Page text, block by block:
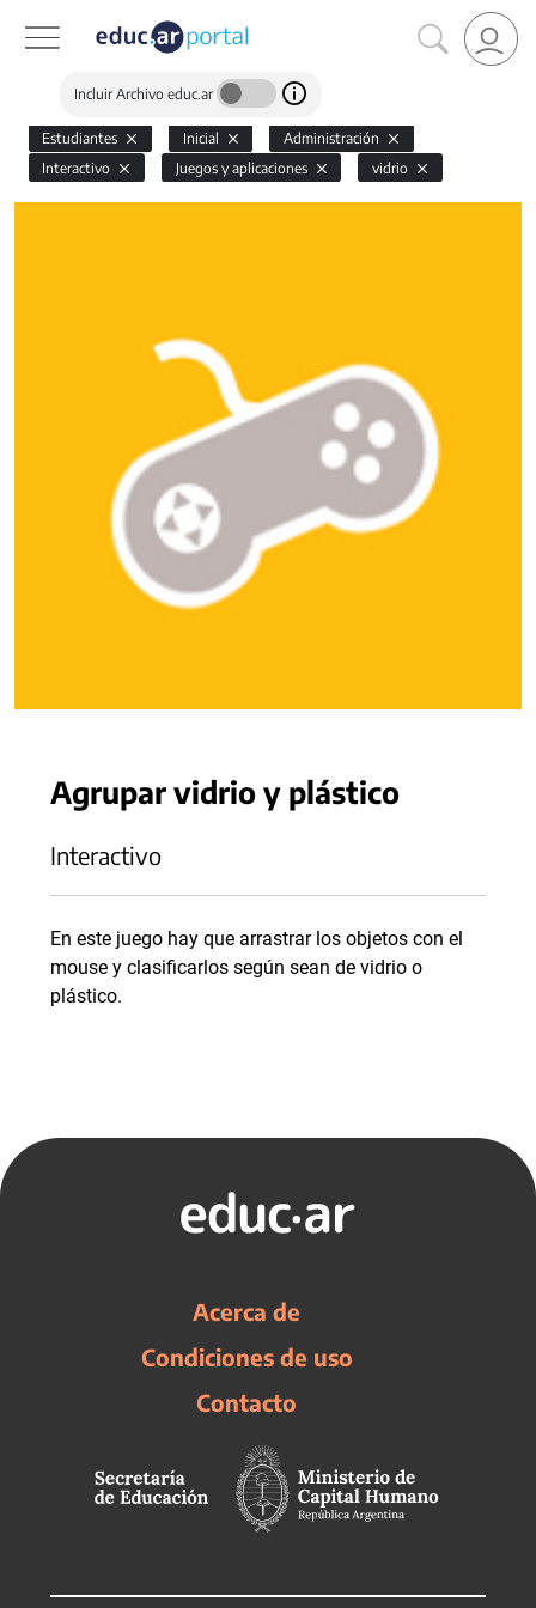
Incluir Archivo educ.ar
Estudiantes Inicial
Administración
Interactivo
Juegos y aplicaciones vidrio
Agrupar vidrio y plástico
Interactivo
En este juego hay que arrastrar los objetos con el
mouse y clasificarlos según sean de vidrio o
plástico.
Acerca de
Condiciones de uso
Contacto